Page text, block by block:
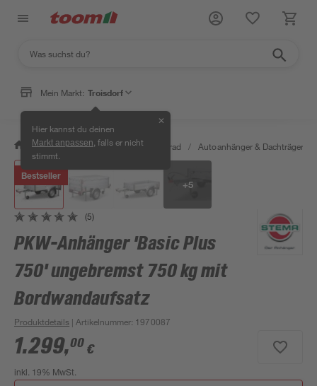
Mein Markt: Troisdorf
Hier kannst du deinen
Markt anpassen , falls er nicht
stimmt.
✕
/ Garten & Freizeit / Auto & Fahrrad / Autoanhänger & Dachträger
Bestseller
+5
(5)
PKW-Anhänger 'Basic Plus
750' ungebremst 750 kg mit
Bordwandaufsatz
Produktdetails | Artikelnummer: 1970087
1.299,00 €
inkl. 19% MwSt.